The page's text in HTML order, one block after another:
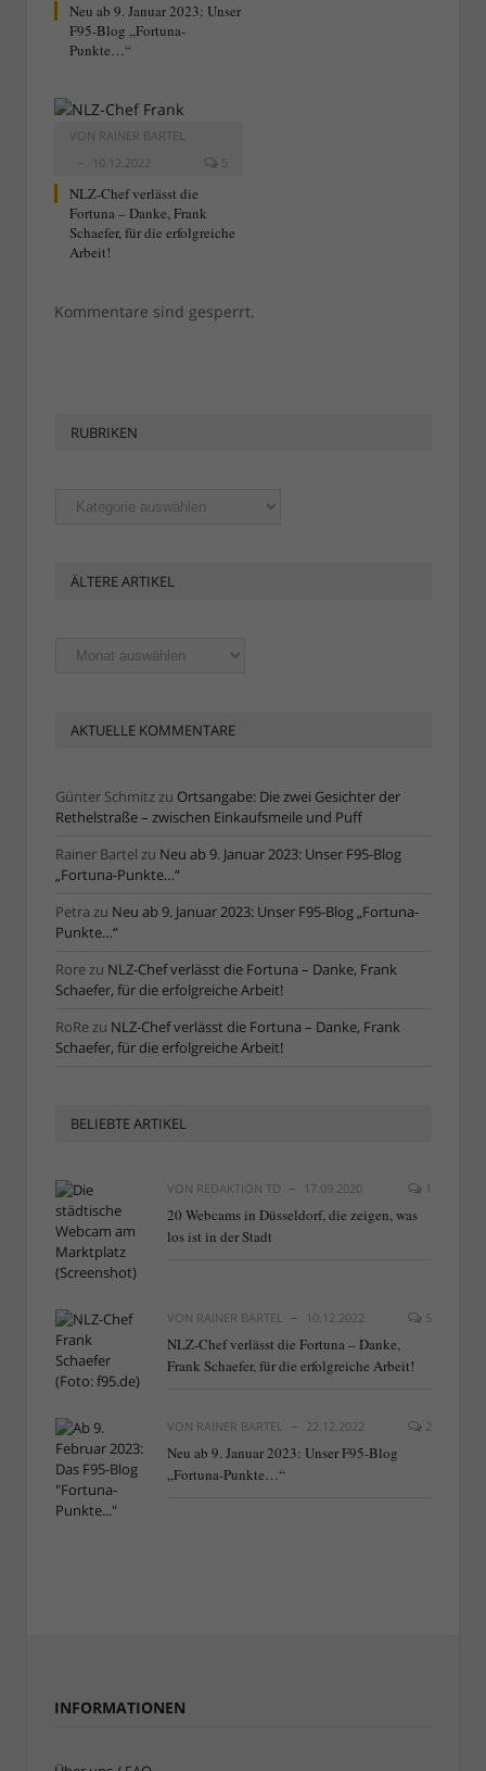
Neu ab 9. Januar 2023: Unser
F95-Blog „Fortuna-
Punkte…“
VON RAINER BARTEL
10.12.2022
5
NLZ-Chef verlässt die
Fortuna – Danke, Frank
Schaefer, für die erfolgreiche
Arbeit!
Kommentare sind gesperrt.
RUBRIKEN
Rubriken
ÄLTERE ARTIKEL
Ältere
Artikel
AKTUELLE KOMMENTARE
Günter Schmitzzu Ortsangabe: Die zwei Gesichter der
Rethelstraße – zwischen Einkaufsmeile und Puff
Rainer Bartel zu Neu ab 9. Januar 2023: Unser F95-Blog
„Fortuna-Punkte…“
Petra zu Neu ab 9. Januar 2023: Unser F95-Blog „Fortuna-
Punkte…“
Rorezu NLZ-Chef verlässt die Fortuna – Danke, Frank
Schaefer, für die erfolgreiche Arbeit!
RoRezu NLZ-Chef verlässt die Fortuna – Danke, Frank
Schaefer, für die erfolgreiche Arbeit!
BELIEBTE ARTIKEL
VON REDAKTION TD 17.09.2020 1
20 Webcams in Düsseldorf, die zeigen, was
los ist in der Stadt
VON RAINER BARTEL 10.12.2022 5
NLZ-Chef verlässt die Fortuna – Danke,
Frank Schaefer, für die erfolgreiche Arbeit!
VON RAINER BARTEL 22.12.2022 2
Neu ab 9. Januar 2023: Unser F95-Blog
„Fortuna-Punkte…“
INFORMATIONEN